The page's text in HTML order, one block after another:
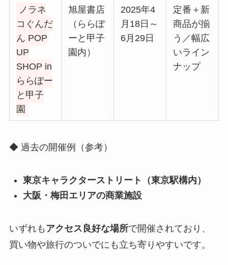
ノラネ
コぐんだ
ん POP
UP
SHOP in
ららぽー
と甲子
園
旭屋書店
（ららぽ
ーと甲子
園内）
2025年4
月18日～
6月29日
定番＋新
商品が揃
う／幅広
いライン
ナップ
◆ 過去の開催例（参考）
東京キャラクターストリート（東京駅構内）
大阪・梅田エリアの商業施設
いずれも アクセス良好な場所で開催されており、
買い物や旅行のついでにも立ち寄りやすいです。